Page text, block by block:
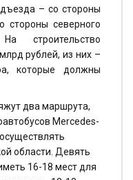
– со стороны
северного
строительство
рублей, из них –
которые должны
два маршрута,
Mercedes-
области. Девять
16-18 мест для